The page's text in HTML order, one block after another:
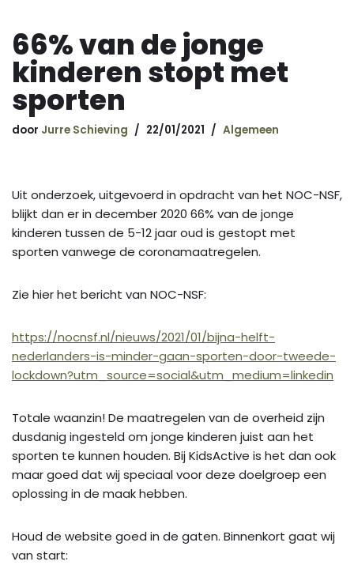
66% van de jonge
kinderen stopt met
sporten
door Jurre Schieving 22/01/2021 Algemeen
Uit onderzoek, uitgevoerd in opdracht van het NOC-NSF,
blijkt dan er in december 2020 66% van de jonge
kinderen tussen de 5-12 jaar oud is gestopt met
sporten vanwege de coronamaatregelen.
Zie hier het bericht van NOC-NSF:
https://nocnsf.nl/nieuws/2021/01/bijna-helft-
nederlanders-is-minder-gaan-sporten-door-tweede-
lockdown?utm_source=social&utm_medium=linkedin
Totale waanzin! De maatregelen van de overheid zijn
dusdanig ingesteld om jonge kinderen juist aan het
sporten te kunnen houden. Bij KidsActive is het dan ook
maar goed dat wij speciaal voor deze doelgroep een
oplossing in de maak hebben.
Houd de website goed in de gaten. Binnenkort gaat wij
van start: